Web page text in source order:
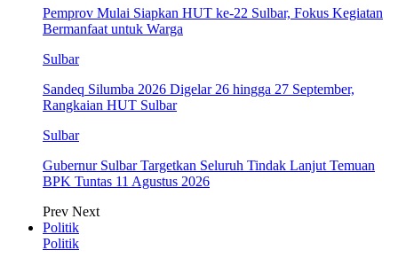
Pemprov Mulai Siapkan HUT ke-22 Sulbar, Fokus Kegiatan
Bermanfaat untuk Warga
Sulbar
Sandeq Silumba 2026 Digelar 26 hingga 27 September,
Rangkaian HUT Sulbar
Sulbar
Gubernur Sulbar Targetkan Seluruh Tindak Lanjut Temuan
BPK Tuntas 11 Agustus 2026
Prev Next
Politik
Politik